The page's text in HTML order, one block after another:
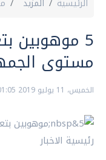
الرئيسية المزيد
5 موهوبين
مستوى
الخميس، 11 يوليو 2019 01:05 ص